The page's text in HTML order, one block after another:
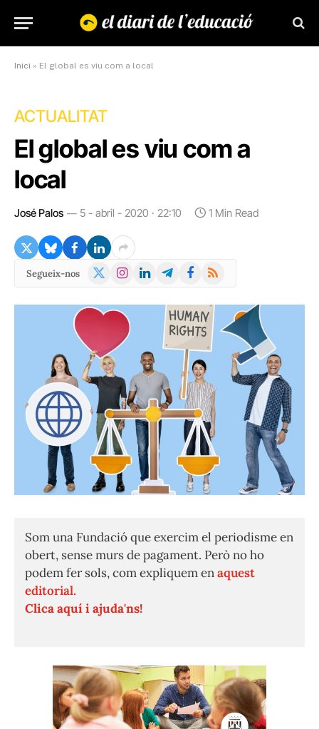
Inici » El global es viu com a local
ACTUALITAT
El global es viu com a
local
José Palos 5 - abril - 2020 · 22:10 1 Min Read
Segueix-nos
X
Instagram
LinkedInTelegramFacebook
RSS
Som una Fundació que exercim el periodisme en
obert, sense murs de pagament. Però no ho
podem fer sols, com expliquem enaquest
editorial.
Clica aquí i ajuda'ns!